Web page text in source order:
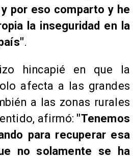
por eso comparto y he
la inseguridad en la
.
hincapié en que la
afecta a las grandes
a las zonas rurales
afirmó: "Tenemos
para recuperar esa
no solamente se ha